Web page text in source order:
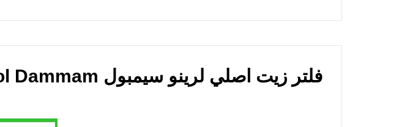
Original Oil Filter for Renault Symbol Dammam فلتر زيت اصلي لرينو سيمبول